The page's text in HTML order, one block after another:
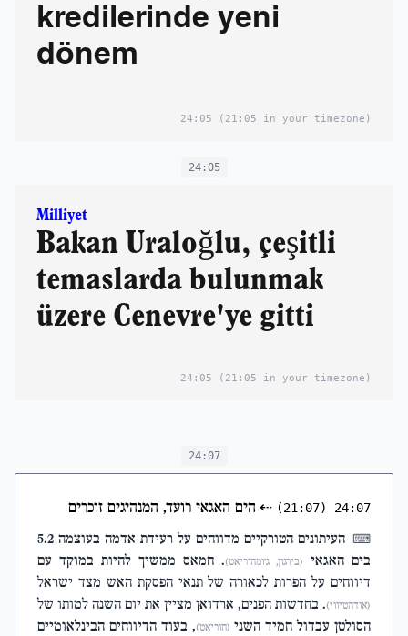
kredilerinde yeni
dönem
24:05 (21:05 in your timezone)
24:05
Milliyet
Bakan Uraloğlu, çeşitli
temaslarda bulunmak
üzere Cenevre'ye gitti
24:05 (21:05 in your timezone)
24:07
24:07
(21:07)
⇠ הים האגאי רועד, המנהיגים זוכרים
⌨
העיתונים הטורקיים מדווחים על רעידת אדמה בעוצמה 5.2
בים האגאי (בירגון, ג'ומהוריאט). חמאס ממשיך להיות במוקד עם
דיווחים על הפרות לכאורה של תנאי הפסקת האש מצד ישראל
(אודהטיווי). בחדשות הפנים, ארדואן מציין את יום השנה למותו של
הסולטן עבדול חמיד השני (חוריאט), בעוד הדיווחים הבינלאומיים